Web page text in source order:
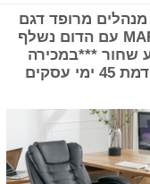
מרופד דגם
MARVIN עם הדום נשלף
שחור ***במכירה
ימי עסקים